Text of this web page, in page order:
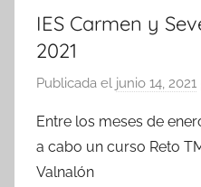
IES Carmen y
2021
Publicada el junio 14, 2021
Entre los meses de
a cabo un curso Reto
Valnalón